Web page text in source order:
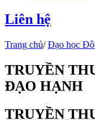
Liên hệ
Trang chủ/ Đạo học
TRUYỀN
ĐẠO HẠNH
TRUYỀN